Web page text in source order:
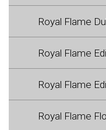
Royal Flame
Royal Flame
Royal Flame
Royal Flame